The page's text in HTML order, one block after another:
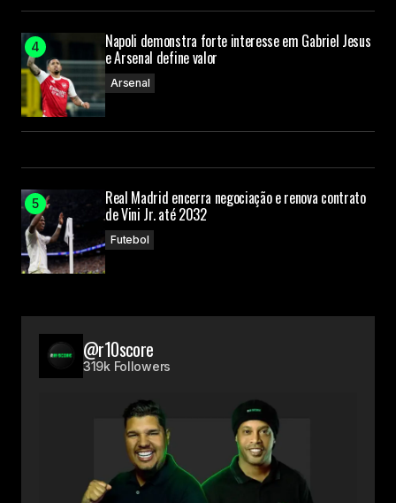
Napoli demonstra forte interesse em Gabriel Jesus
e Arsenal define valor
Arsenal
Real Madrid encerra negociação e renova contrato
de Vini Jr. até 2032
Futebol
@r10score
319k Followers